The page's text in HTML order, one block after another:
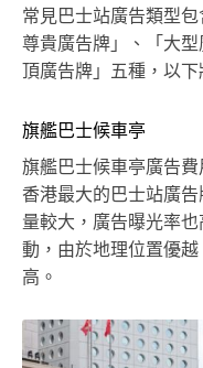
常見巴士站廣告類型
尊貴廣告牌」、「大
頂廣告牌」五種，以
旗艦巴士候車亭
旗艦巴士候車亭廣告
香港最大的巴士站廣
量較大，廣告曝光率
動，由於地理位置優
高。